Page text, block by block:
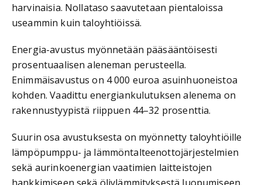
harvinaisia. Nollataso saavutetaan pientaloissa
useammin kuin taloyhtiöissä.
Energia-avustus myönnetään pääsääntöisesti
prosentuaalisen aleneman perusteella.
Enimmäisavustus on 4 000 euroa asuinhuoneistoa
kohden. Vaadittu energiankulutuksen alenema on
rakennustyypistä riippuen 44–32 prosenttia.
Suurin osa avustuksesta on myönnetty taloyhtiöille
lämpöpumppu- ja lämmöntalteenottojärjestelmien
sekä aurinkoenergian vaatimien laitteistojen
hankkimiseen sekä öljylämmityksestä luopumiseen.